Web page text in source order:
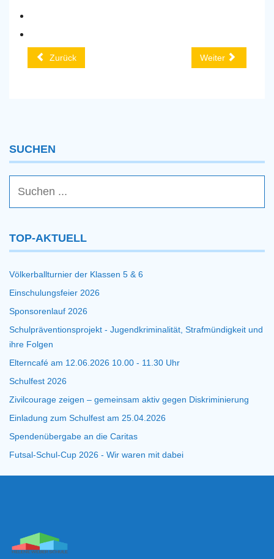
Zurück Weiter
SUCHEN
TOP-AKTUELL
Völkerballturnier der Klassen 5 & 6
Einschulungsfeier 2026
Sponsorenlauf 2026
Schulpräventionsprojekt - Jugendkriminalität, Strafmündigkeit und
ihre Folgen
Elterncafé am 12.06.2026 10.00 - 11.30 Uhr
Schulfest 2026
Zivilcourage zeigen – gemeinsam aktiv gegen Diskriminierung
Einladung zum Schulfest am 25.04.2026
Spendenübergabe an die Caritas
Futsal-Schul-Cup 2026 - Wir waren mit dabei